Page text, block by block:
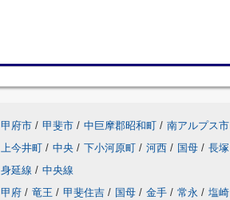
甲府市 / 甲斐市 / 中巨摩郡昭和町 / 南アルプス市
上今井町 / 中央 / 下小河原町 / 河西 / 国母 / 長塚
身延線 / 中央線
甲府 / 竜王 / 甲斐住吉 / 国母 / 金手 / 常永 / 塩崎